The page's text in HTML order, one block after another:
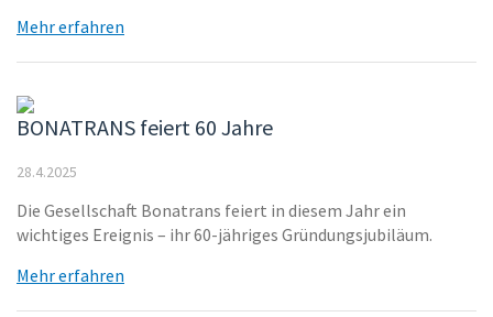
Mehr erfahren
BONATRANS feiert 60 Jahre
28.4.2025
Die Gesellschaft Bonatrans feiert in diesem Jahr ein
wichtiges Ereignis – ihr 60-jähriges Gründungsjubiläum.
Mehr erfahren